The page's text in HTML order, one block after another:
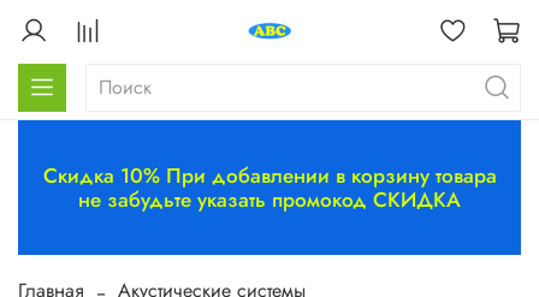
Скидка 10% При добавлении в корзину товара
не забудьте указать промокод СКИДКА
Главная Акустические системы